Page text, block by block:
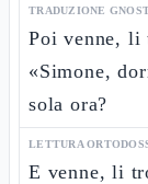
TRADUZIONE
Poi venne, li
«Simone,
sola ora?
LETTURA
E venne, li